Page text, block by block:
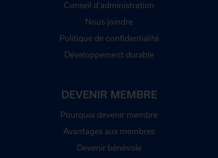
Conseil d'administration
Nous joindre
Politique de confidentialité
Développement durable
DEVENIR MEMBRE
Pourquoi devenir membre
Avantages aux membres
Devenir bénévole